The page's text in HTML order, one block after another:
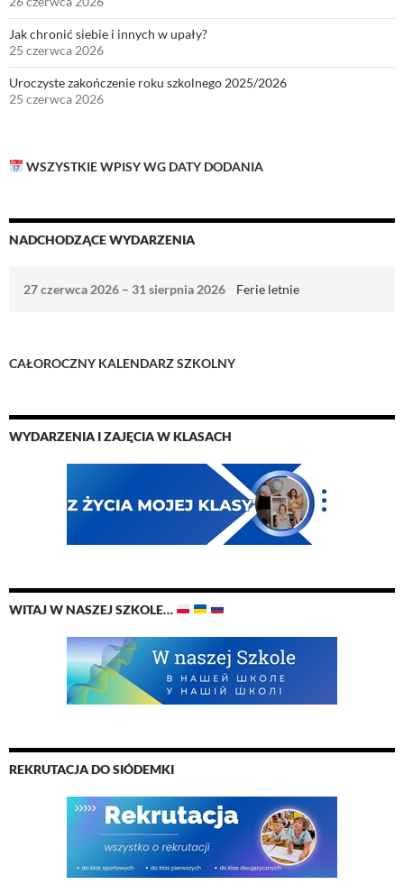
Jak chronić siebie i innych w upały?
25 czerwca 2026
Uroczyste zakończenie roku szkolnego 2025/2026
25 czerwca 2026
WSZYSTKIE WPISY WG DATY DODANIA
NADCHODZĄCE WYDARZENIA
27 czerwca 2026 – 31 sierpnia 2026 Ferie letnie
CAŁOROCZNY KALENDARZ SZKOLNY
WYDARZENIA I ZAJĘCIA W KLASACH
WITAJ W NASZEJ SZKOLE…
REKRUTACJA DO SIÓDEMKI